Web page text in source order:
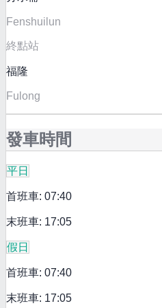
Fenshuilun
終點站
福隆
Fulong
發車時間
平日
首班車: 07:40
末班車: 17:05
假日
首班車: 07:40
末班車: 17:05